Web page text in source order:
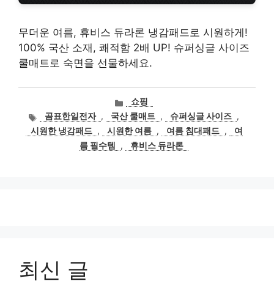
무더운 여름, 휴비스 듀라론 냉감패드로 시원하게!
100% 국산 소재, 쾌적함 2배 UP! 슈퍼싱글 사이즈
쿨매트로 숙면을 선물하세요.
카
테
고
리
쇼핑
태
그
곰표한일전자 , 국산 쿨매트 , 슈퍼싱글 사이즈 ,
시원한 냉감패드 , 시원한 여름 , 여름 침대패드 ,
여
름 필수템
, 휴비스 듀라론
최신 글